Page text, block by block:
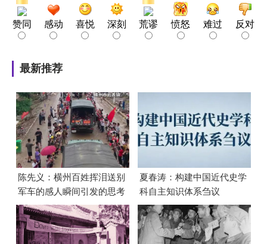
赞同 感动 喜悦 深刻 荒谬 愤怒 难过 反对
最新推荐
陈先义：横州百姓挥泪送别
军车的感人瞬间引发的思考
夏春涛：构建中国近代史学
科自主知识体系刍议